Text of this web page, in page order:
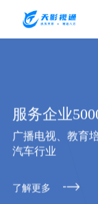
服务企业
广播电视、教育
汽车行业
了解更多